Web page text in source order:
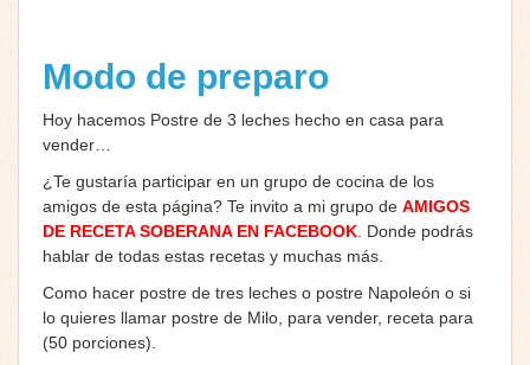
Modo de preparo
Hoy hacemos Postre de 3 leches hecho en casa para
vender…
¿Te gustaría participar en un grupo de cocina de los
amigos de esta página? Te invito a mi grupo de AMIGOS
DE RECETA SOBERANA EN FACEBOOK . Donde podrás
hablar de todas estas recetas y muchas más.
Como hacer postre de tres leches o postre Napoleón o si
lo quieres llamar postre de Milo, para vender, receta para
(50 porciones).